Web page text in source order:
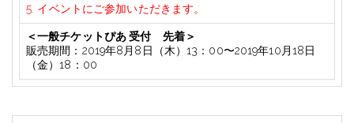
5. イベントにご参加いただきます。
＜一般チケットぴあ 受付 先着＞
販売期間： 2019年8 月8 日（木）13 ： 00〜2019年10 月18日
（金）18 ： 00